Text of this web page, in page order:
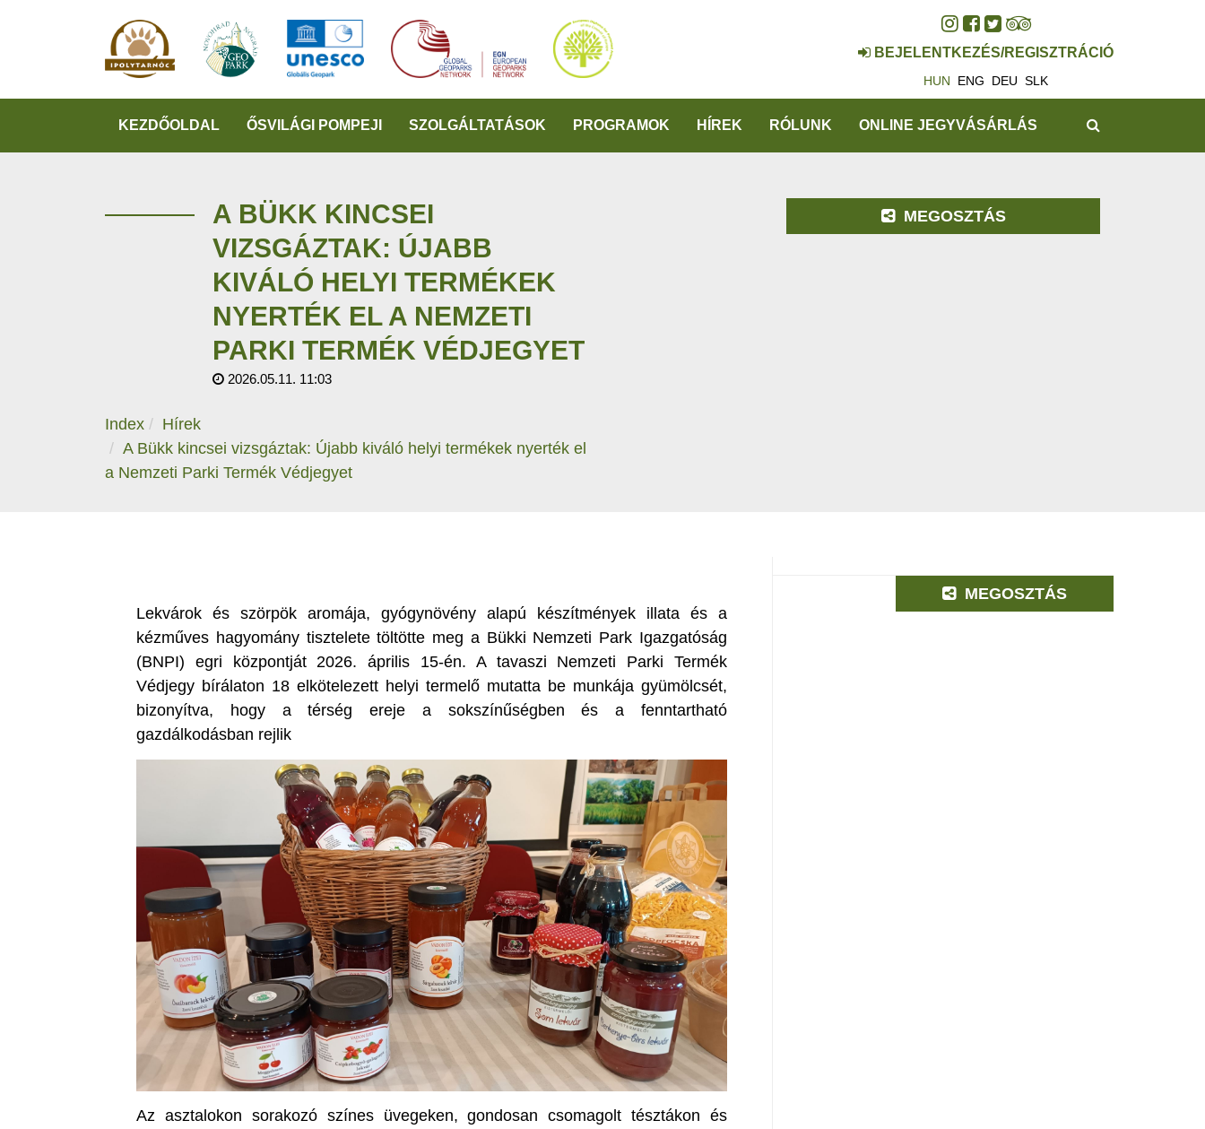
BEJELENTKEZÉS/REGISZTRÁCIÓ
HUN ENG DEU SLK
KEZDŐOLDAL ŐSVILÁGI POMPEJI SZOLGÁLTATÁSOK PROGRAMOK HÍREK RÓLUNK ONLINE JEGYVÁSÁRLÁS
A BÜKK KINCSEI
VIZSGÁZTAK: ÚJABB
KIVÁLÓ HELYI TERMÉKEK
NYERTÉK EL A NEMZETI
PARKI TERMÉK VÉDJEGYET
2026.05.11. 11:03
Index
Hírek
A Bükk kincsei vizsgáztak: Újabb kiváló helyi termékek nyerték el
a Nemzeti Parki Termék Védjegyet
MEGOSZTÁS
Lekvárok és szörpök aromája, gyógynövény alapú készítmények illata és a
kézműves hagyomány tisztelete töltötte meg a Bükki Nemzeti Park Igazgatóság
(BNPI) egri központját 2026. április 15-én. A tavaszi Nemzeti Parki Termék
Védjegy bírálaton 18 elkötelezett helyi termelő mutatta be munkája gyümölcsét,
bizonyítva, hogy a térség ereje a sokszínűségben és a fenntartható
gazdálkodásban rejlik
Az asztalokon sorakozó színes üvegeken, gondosan csomagolt tésztákon és
MEGOSZTÁS